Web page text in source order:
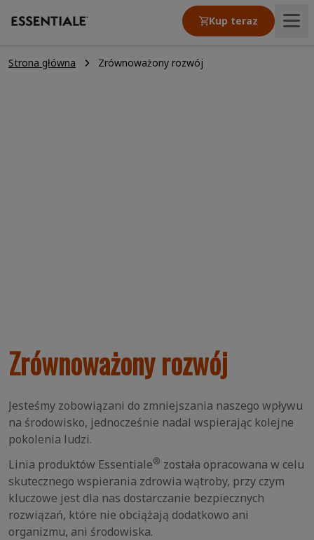
Kup teraz
Produkty
Strona główna Zrównoważony rozwój
Zrównoważony rozwój
Jesteśmy zobowiązani do zmniejszania naszego wpływu
na środowisko, jednocześnie nadal wspierając kolejne
pokolenia ludzi.
Linia produktów Essentiale® została opracowana w celu
skutecznego wspierania zdrowia wątroby, przy czym
kluczowe jest dla nas dostarczanie bezpiecznych
rozwiązań, które nie obciążają dodatkowo ani
organizmu, ani środowiska.